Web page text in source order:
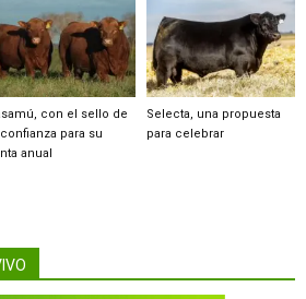
con el sello de
para su
anual
Selecta, una propuesta
para celebrar